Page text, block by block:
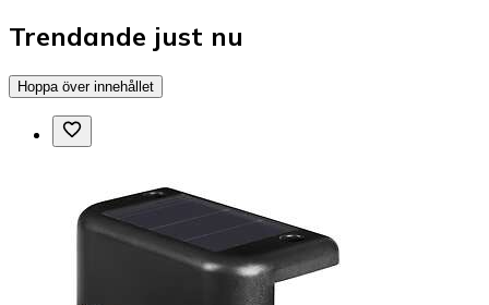
Trendande just nu
Hoppa över innehållet